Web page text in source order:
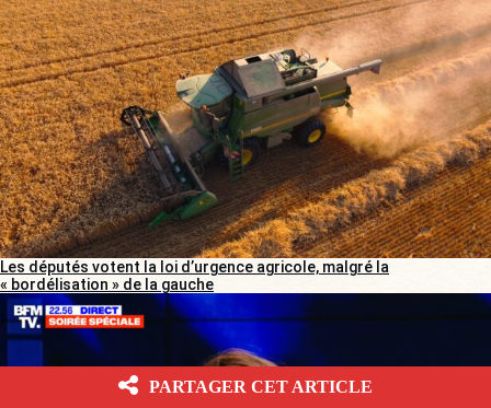
Les députés votent la loi d’urgence agricole, malgré la
« bordélisation » de la gauche
PARTAGER CET ARTICLE